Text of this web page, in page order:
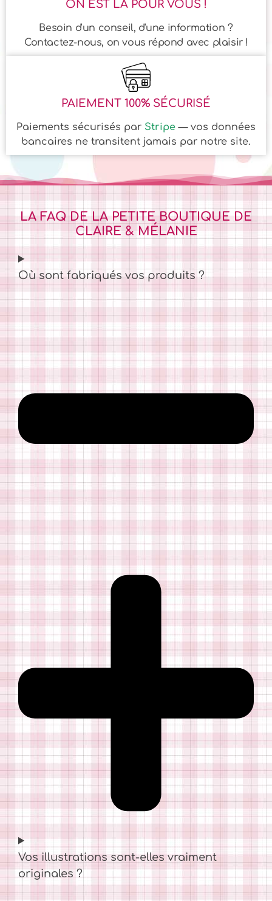
ON EST LÀ POUR VOUS !
Besoin d'un conseil, d'une information ?
Contactez-nous, on vous répond avec plaisir !
PAIEMENT 100% SÉCURISÉ
Paiements sécurisés par Stripe — vos données
bancaires ne transitent jamais par notre site.
LA FAQ DE LA PETITE BOUTIQUE DE
CLAIRE & MÉLANIE
Où sont fabriqués vos produits ?
Vos illustrations sont-elles vraiment
originales ?